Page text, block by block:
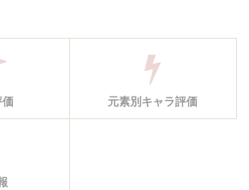
価 元素別キャラ評価